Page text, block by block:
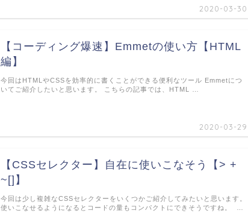
2020-03-30
【コーディング爆速】Emmetの使い方【HTML
編】
2020-03-29
今回はHTMLやCSSを効率的に書くことができる便利なツール Emmetにつ
いてご紹介したいと思います。 こちらの記事では、HTML …
【CSSセレクター】自在に使いこなそう【> +
~[]】
今回は少し複雑なCSSセレクターをいくつかご紹介してみたいと思います。
使いこなせるようになるとコードの量もコンパクトにできそうですね。 …